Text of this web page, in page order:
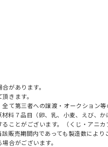
があります。
きます。
て第三者への譲渡・オークション等
料７品目（卵、乳、小麦、えび、
ことがございます。（くじ・アニカ
販売期間内であっても製造数により
合がございます。